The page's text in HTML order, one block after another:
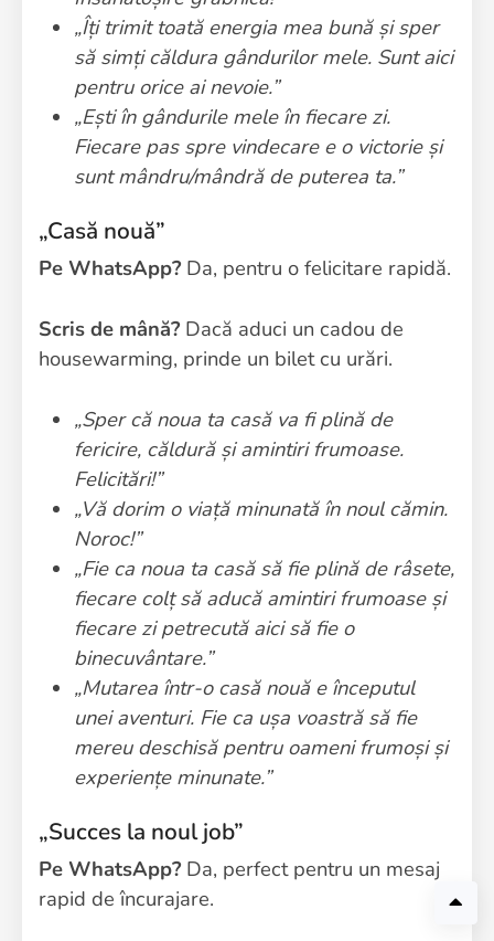
„Îți trimit toată energia mea bună și sper
să simți căldura gândurilor mele. Sunt aici
pentru orice ai nevoie.”
„Ești în gândurile mele în fiecare zi.
Fiecare pas spre vindecare e o victorie și
sunt mândru/mândră de puterea ta.”
„Casă nouă”
Pe WhatsApp? Da, pentru o felicitare rapidă.
Scris de mână? Dacă aduci un cadou de
housewarming, prinde un bilet cu urări.
„Sper că noua ta casă va fi plină de
fericire, căldură și amintiri frumoase.
Felicitări!”
„Vă dorim o viață minunată în noul cămin.
Noroc!”
„Fie ca noua ta casă să fie plină de râsete,
fiecare colț să aducă amintiri frumoase și
fiecare zi petrecută aici să fie o
binecuvântare.”
„Mutarea într-o casă nouă e începutul
unei aventuri. Fie ca ușa voastră să fie
mereu deschisă pentru oameni frumoși și
experiențe minunate.”
„Succes la noul job”
Pe WhatsApp? Da, perfect pentru un mesaj
rapid de încurajare.